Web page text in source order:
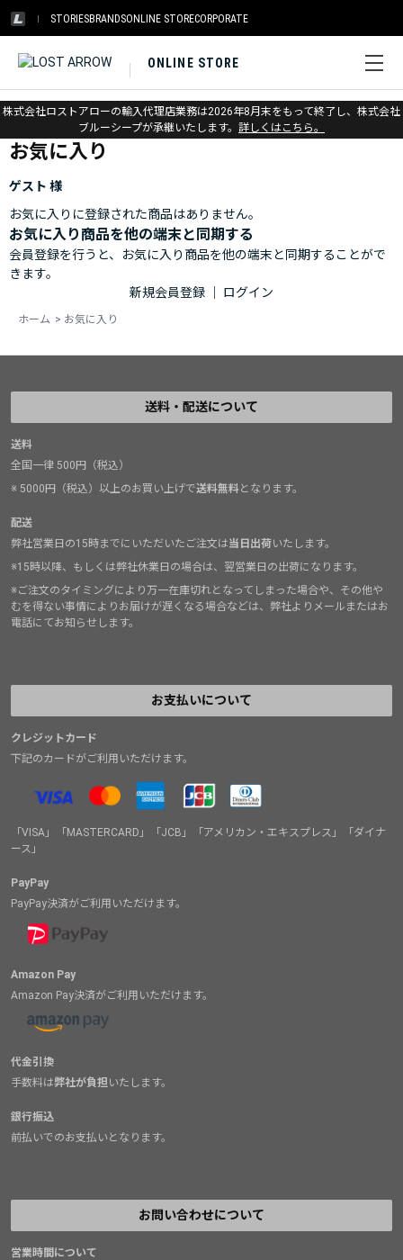
STORIESBRANDSONLINE STORECORPORATE
ONLINE STORE
株式会社ロストアローの輸入代理店業務は2026年8月末をもって終了し、株式会社
ブルーシープが承継いたします。 詳しくはこちら。
ホーム > お気に入り
お気に入り
ゲスト 様
お気に入りに登録された商品はありません。
お気に入り商品を他の端末と同期する
会員登録を行うと、お気に入り商品を他の端末と同期することがで
きます。
新規会員登録
ログイン
ホーム > お気に入り
送料・配送について
送料
全国一律 500円（税込）
※ 5000円（税込）以上のお買い上げで送料無料となります。
配送
弊社営業日の15時までにいただいたご注文は当日出荷いたします。
※15時以降、もしくは弊社休業日の場合は、翌営業日の出荷になります。
※ご注文のタイミングにより万一在庫切れとなってしまった場合や、その他や
むを得ない事情によりお届けが遅くなる場合などは、弊社よりメールまたはお
電話にてお知らせします。
お支払いについて
クレジットカード
下記のカードがご利用いただけます。
「VISA」「MASTERCARD」「JCB」「アメリカン・エキスプレス」「ダイナ
ース」
PayPay
PayPay決済がご利用いただけます。
Amazon Pay
Amazon Pay決済がご利用いただけます。
代金引換
手数料は弊社が負担いたします。
銀行振込
前払いでのお支払いとなります。
お問い合わせについて
営業時間について